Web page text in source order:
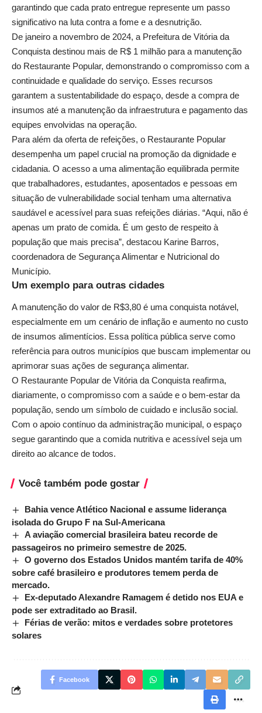
garantindo que cada prato entregue represente um passo
significativo na luta contra a fome e a desnutrição.
De janeiro a novembro de 2024, a Prefeitura de Vitória da
Conquista destinou mais de R$ 1 milhão para a manutenção
do Restaurante Popular, demonstrando o compromisso com a
continuidade e qualidade do serviço. Esses recursos
garantem a sustentabilidade do espaço, desde a compra de
insumos até a manutenção da infraestrutura e pagamento das
equipes envolvidas na operação.
Para além da oferta de refeições, o Restaurante Popular
desempenha um papel crucial na promoção da dignidade e
cidadania. O acesso a uma alimentação equilibrada permite
que trabalhadores, estudantes, aposentados e pessoas em
situação de vulnerabilidade social tenham uma alternativa
saudável e acessível para suas refeições diárias. “Aqui, não é
apenas um prato de comida. É um gesto de respeito à
população que mais precisa”, destacou Karine Barros,
coordenadora de Segurança Alimentar e Nutricional do
Município.
Um exemplo para outras cidades
A manutenção do valor de R$3,80 é uma conquista notável,
especialmente em um cenário de inflação e aumento no custo
de insumos alimentícios. Essa política pública serve como
referência para outros municípios que buscam implementar ou
aprimorar suas ações de segurança alimentar.
O Restaurante Popular de Vitória da Conquista reafirma,
diariamente, o compromisso com a saúde e o bem-estar da
população, sendo um símbolo de cuidado e inclusão social.
Com o apoio contínuo da administração municipal, o espaço
segue garantindo que a comida nutritiva e acessível seja um
direito ao alcance de todos.
Você também pode gostar
Bahia vence Atlético Nacional e assume liderança
isolada do Grupo F na Sul-Americana
A aviação comercial brasileira bateu recorde de
passageiros no primeiro semestre de 2025.
O governo dos Estados Unidos mantém tarifa de 40%
sobre café brasileiro e produtores temem perda de
mercado.
Ex-deputado Alexandre Ramagem é detido nos EUA e
pode ser extraditado ao Brasil.
Férias de verão: mitos e verdades sobre protetores
solares
Facebook